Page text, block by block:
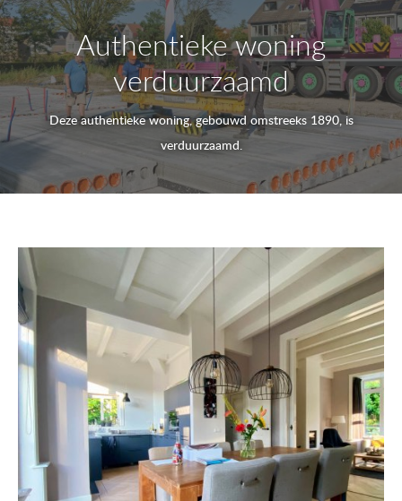
Authentieke woning
verduurzaamd
Deze authentieke woning, gebouwd omstreeks 1890, is
verduurzaamd.